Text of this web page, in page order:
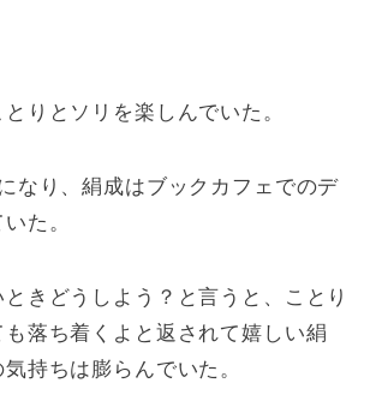
りとソリを楽しんでいた。
なり、絹成はブックカフェでのデ
た。
きどうしよう？と言うと、ことり
落ち着くよと返されて嬉しい絹
持ちは膨らんでいた。